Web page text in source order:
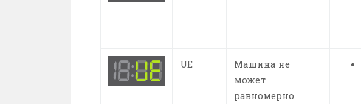
UE
Машина не
может
равномерно